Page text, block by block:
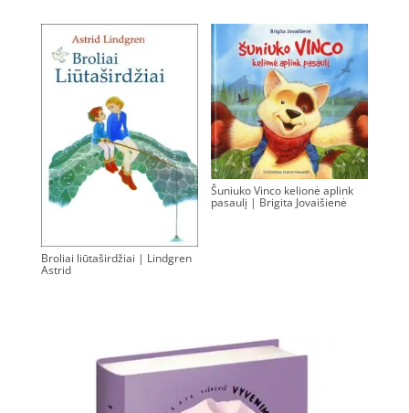
Broliai liūtaširdžiai | Lindgren
Astrid
Šuniuko Vinco kelionė aplink
pasaulį | Brigita Jovaišienė